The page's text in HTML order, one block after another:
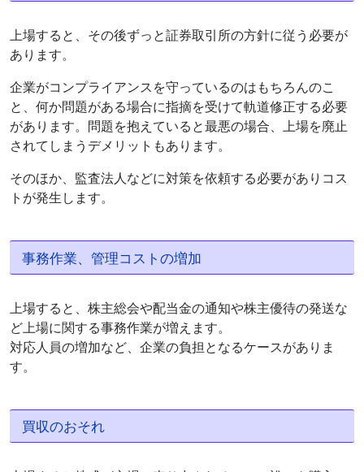
上場すると、その後ずっと証券取引所の方針に従う必要が
あります。
企業がコンプライアンスを守っているのはもちろんのこ
と、何か問題がある場合に指摘を受けて軌道修正する必要
があります。問題を抱えていると最悪の場合、上場を廃止
されてしまうデメリットもあります。
そのほか、監査法人などに対策を依頼する必要がありコス
トが発生します。
事務作業、管理コストの増加
上場すると、株主総会や配当金の通知や株主優待の発送な
ど上場に関する事務作業が増えます。
対応人員の増加など、企業の負担となるケースがありま
す。
買収のおそれ